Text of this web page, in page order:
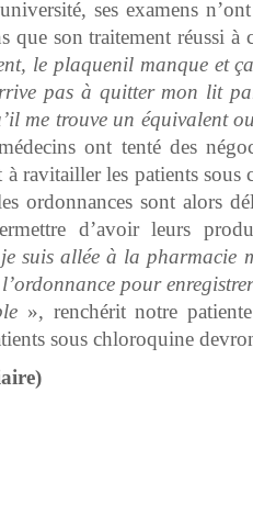
ses examens
que son traitement réussi à
le plaquenil manque et
pas à quitter mon lit
me trouve un équivalent
ont tenté des
à ravitailler les patients
ordonnances sont alors
d’avoir leurs
suis allée à la pharmacie
pour
», renchérit notre
sous chloroquine